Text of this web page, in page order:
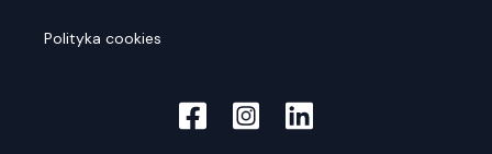
Polityka cookies